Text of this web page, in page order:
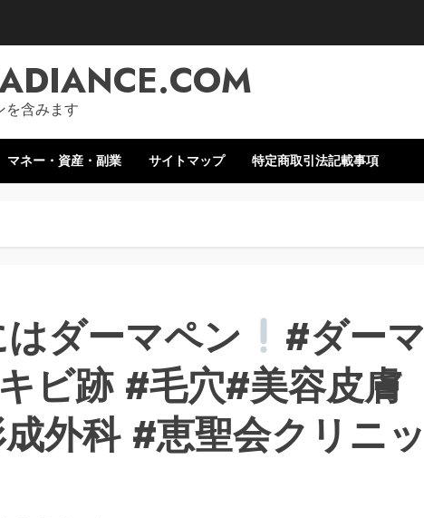
を含みます
マネー・資産・副業 サイトマップ 特定商取引法記載事項
ダーマペン
#ダーマ
ビ跡 #毛穴#美容皮膚
外科 #恵聖会クリニッ